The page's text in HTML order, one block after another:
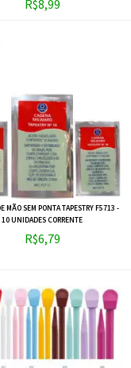
R$8,99
MÃO SEM PONTA TAPESTRY F5713 -
10 UNIDADES CORRENTE
R$6,79